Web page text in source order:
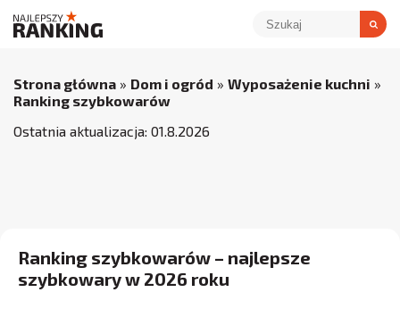
Strona główna » Dom i ogród » Wyposażenie kuchni »
Ranking szybkowarów
Ostatnia aktualizacja: 01.8.2026
Ranking szybkowarów – najlepsze
szybkowary w 2026 roku